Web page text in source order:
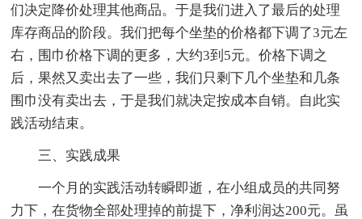
们决定降价处理其他商品。于是我们进入了最后的处理
库存商品的阶段。我们把每个坐垫的价格都下调了3元左
右，围巾价格下调的更多，大约3到5元。价格下调之
后，果然又卖出去了一些，我们只剩下几个坐垫和几条
围巾没有卖出去，于是我们就决定按成本自销。自此实
践活动结束。
三、实践成果
一个月的实践活动转瞬即逝，在小组成员的共同努
力下，在货物全部处理掉的前提下，净利润达200元。虽